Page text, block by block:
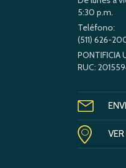
5:30 p.m.
Teléfono:
(511) 626-
PONTIFICIA
RUC: